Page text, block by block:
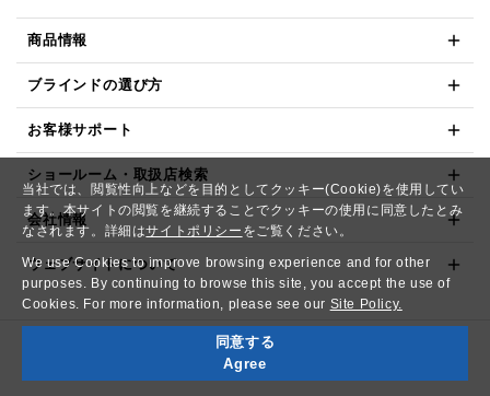
当社では、閲覧性向上などを目的としてクッキー(Cookie)を使用してい
ます。本サイトの閲覧を継続することでクッキーの使用に同意したとみ
なされます。詳細はサイトポリシー をご覧ください。
We use Cookies to improve browsing experience and for other
purposes. By continuing to browse this site, you accept the use of
Cookies. For more information, please see our Site Policy.
同意する
Agree
商品情報
ブラインドの選び方
お客様サポート
ショールーム・取扱店検索
会社情報
ウェブサイトについて
Copyright© NICHIBEI CO.,LTD. All Rights Reserved.